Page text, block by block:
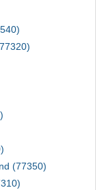
(77350)